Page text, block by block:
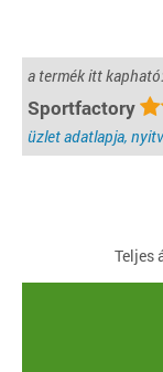
a termék itt kapható:
Sportfactory
üzlet adatlapja,
Teljes